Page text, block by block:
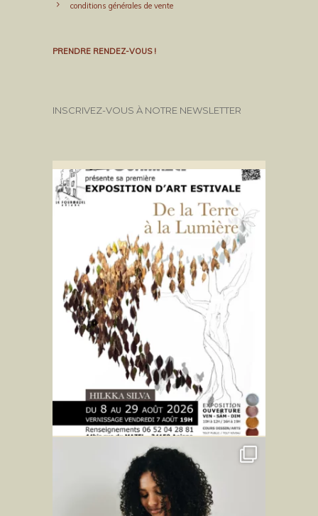
conditions générales de vente
PRENDRE RENDEZ-VOUS !
INSCRIVEZ-VOUS À NOTRE NEWSLETTER